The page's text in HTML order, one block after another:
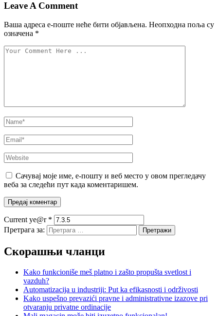
Leave A Comment
Ваша адреса е-поште неће бити објављена. Неопходна поља су
означена *
Сачувај моје име, е-пошту и веб место у овом прегледачу
веба за следећи пут када коментаришем.
Current ye@r *
Претрага за:
Скорашњи чланци
Kako funkcioniše meš platno i zašto propušta svetlost i
vazduh?
Automatizacija u industriji: Put ka efikasnosti i održivosti
Kako uspešno prevazići pravne i administrativne izazove pri
otvaranju privatne ordinacije